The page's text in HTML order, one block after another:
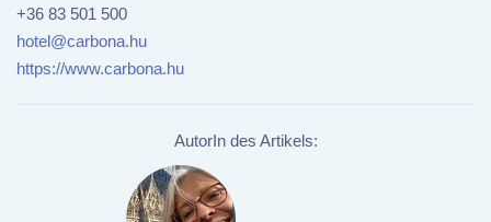
+36 83 501 500
hotel@carbona.hu
https://www.carbona.hu
AutorIn des Artikels: